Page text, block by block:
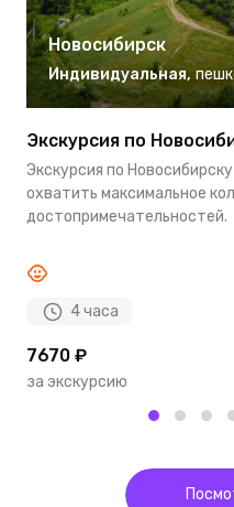
Новосибирск
Индивидуальная,
Экскурсия по
Экскурсия по
охватить максимальное
достопримечательностей.
4 часа
7670 ₽
за экскурсию